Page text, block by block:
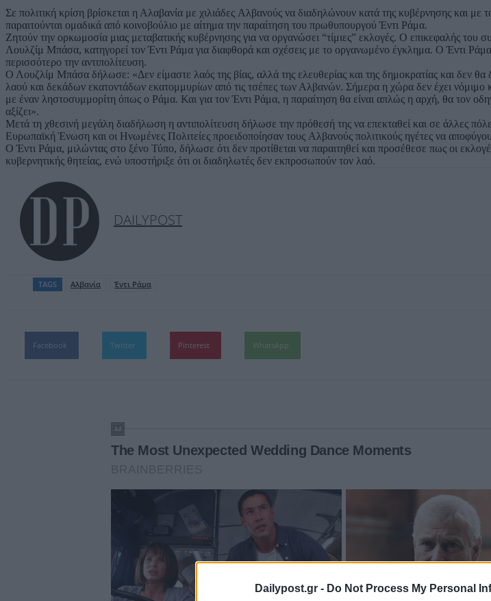
Dailypost.gr - Do Not Process My Personal
Σε πολιτική κρίση βρίσκεται η Αλαβανία με χιλιάδες Αλβανούς να διαδηλώνουν κατά της κυβέρνησης και με
παραιτούνται ομαδικά από κοινοβούλιο με αίτημα την παραίτηση του πρωθυπουργού Έντι Ράμα.
Ζητούν την ορκωμοσία μιας μεταβατικής κυβέρνησης για να οργανώσει “τίμιες” εκλογές. Ο επικεφαλής του
Λουλζίμ Μπάσα, κατηγορεί τον Έντι Ράμα για διαφθορά και σχέσεις με το οργανωμένο έγκλημα. Ο Έντι
περισσότερο την αντιπολίτευση.
Ο Λουζλίμ Μπάσα δήλωσε: «Δεν είμαστε λαός της βίας, αλλά της ελευθερίας και της δημοκρατίας και δεν
λαού και δεκάδων εκατοντάδων εκατομμυρίων από τις τσέπες των Αλβανών. Σήμερα η χώρα δεν έχει
με έναν ληστοσυμμορίτη όπως ο Ράμα. Και για τον Έντι Ράμα, η παραίτηση θα είναι απλώς η αρχή, θα τον
αξίζει».
Μετά τη χθεσινή μεγάλη διαδήλωση η αντιπολίτευση δήλωσε την πρόθεσή της να επεκταθεί και σε άλλες
Ευρωπαϊκή Ένωση και οι Ηνωμένες Πολιτείες προειδοποίησαν τους Aλβανούς πολιτικούς ηγέτες να
Ο Έντι Ράμα, μιλώντας στο ξένο Τύπο, δήλωσε ότι δεν προτίθεται να παραιτηθεί και προσέθεσε πως οι
κυβερνητικής θητείας, ενώ υποστήριξε ότι οι διαδηλωτές δεν εκπροσωπούν τον λαό.
DAILYPOST
TAGS Αλβανία Έντι Ράμα
Facebook Twitter Pinterest WhatsApp